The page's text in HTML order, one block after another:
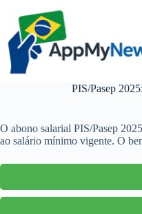
conteúdo
PIS/Pasep
O abono salarial PIS/Pasep
ao salário mínimo vigente. O